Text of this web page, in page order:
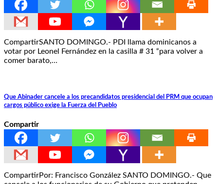
CompartirSANTO DOMINGO.- PDI llama dominicanos a
votar por Leonel Fernández en la casilla # 31 “para volver a
comer barato,…
Que Abinader cancele a los precandidatos presidencial del PRM que ocupan
cargos público exige la Fuerza del Pueblo
Compartir
CompartirPor: Francisco González SANTO DOMINGO.- Que